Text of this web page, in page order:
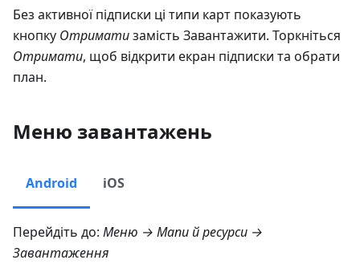
Без активної підписки ці типи карт показують
кнопку Отриматизамість Завантажити. Торкніться
Отримати, щоб відкрити екран підписки та обрати
план.
Меню завантажень
Android iOS
Перейдіть до: Меню → Мапи й ресурси →
Завантаження